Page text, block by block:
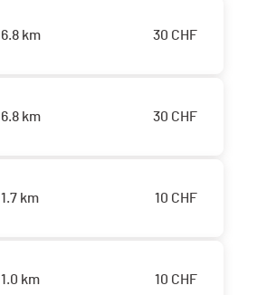
6.8 km 30 CHF
6.8 km 30 CHF
1.7 km 10 CHF
1.0 km 10 CHF